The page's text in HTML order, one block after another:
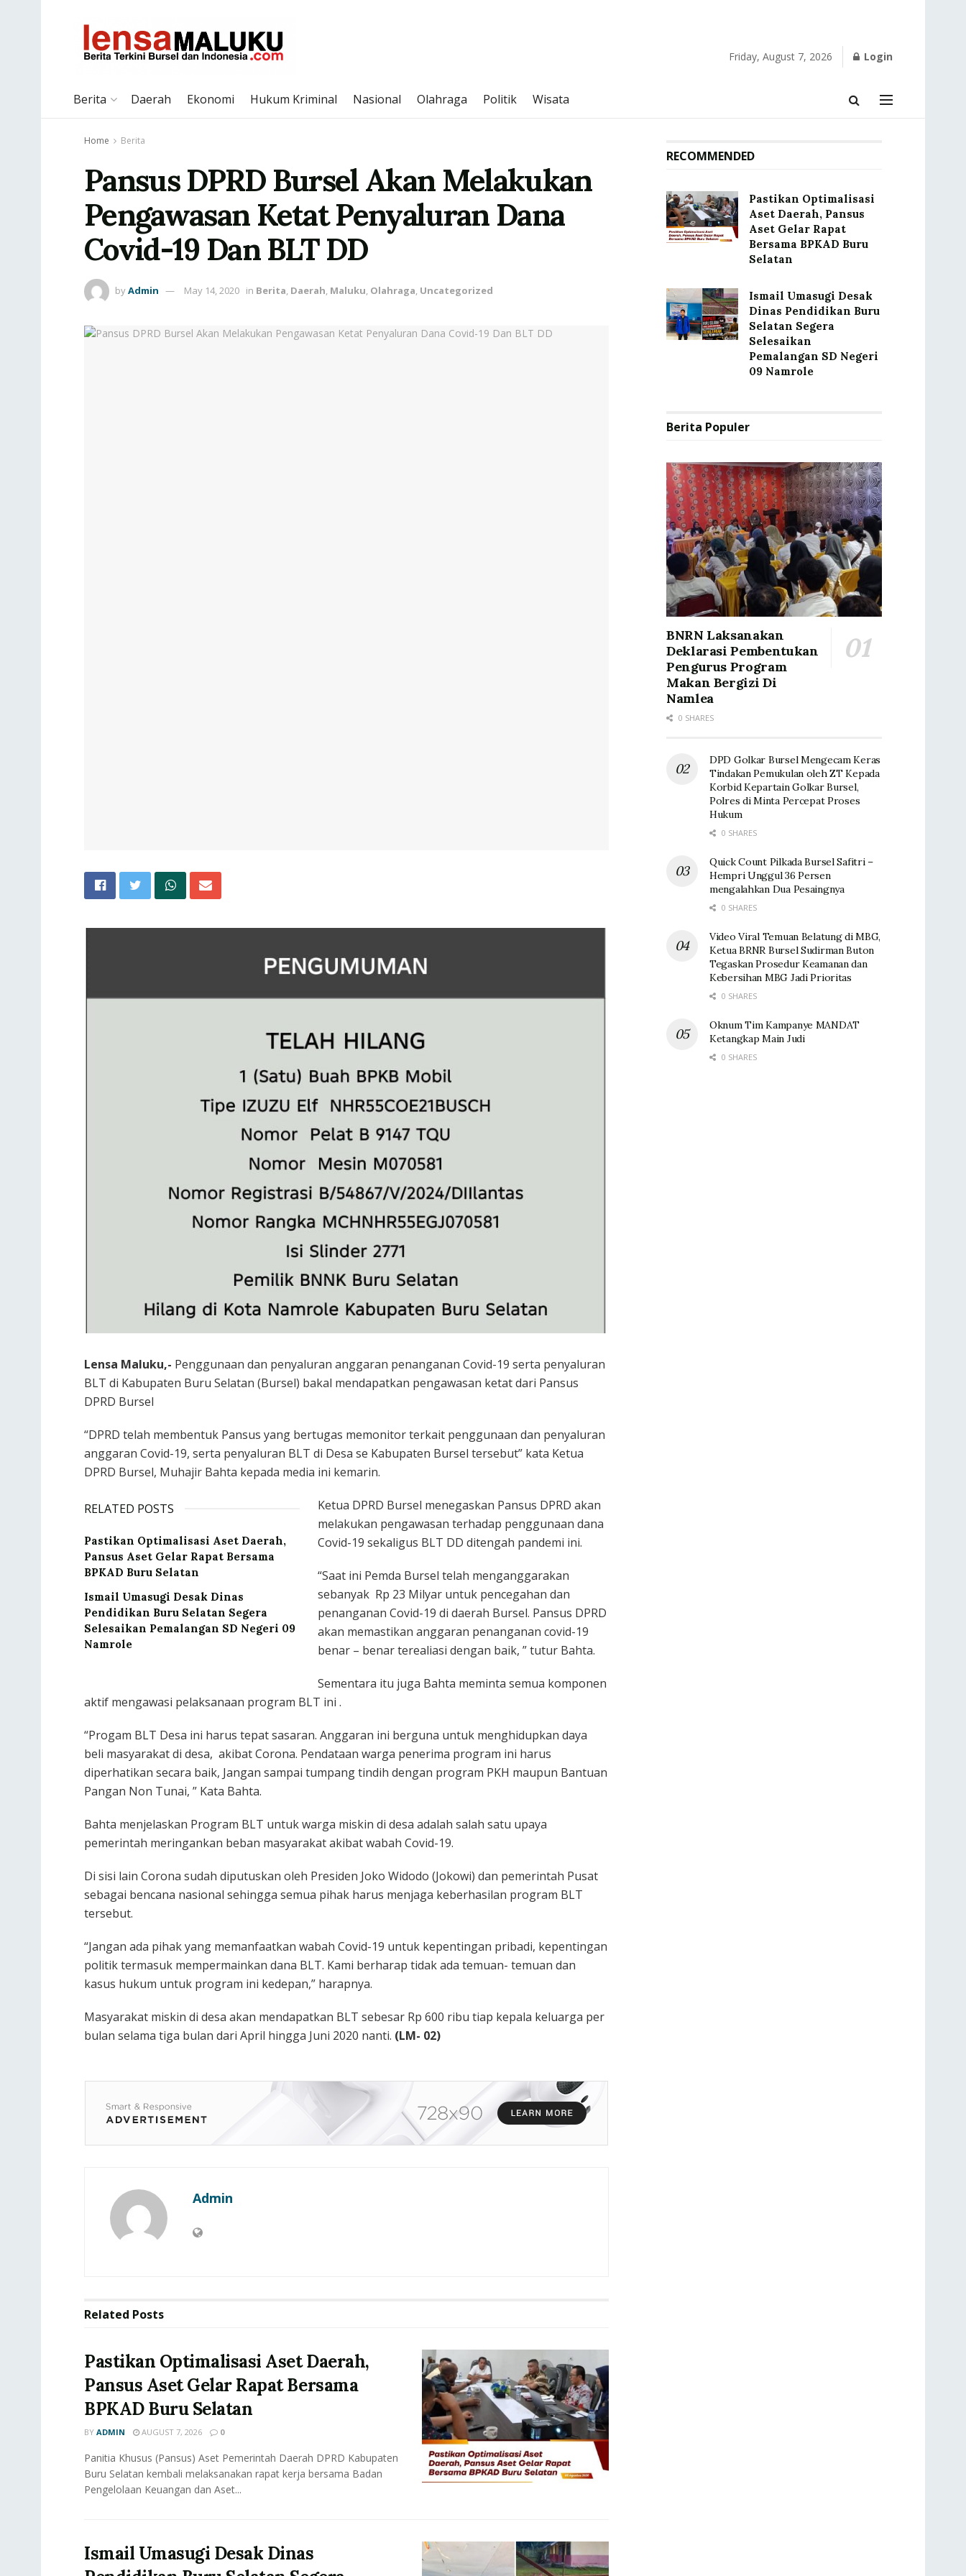
Friday, August 7, 2026 Login
Berita Daerah Ekonomi Hukum Kriminal Nasional Olahraga Politik Wisata
Home Berita
Pansus DPRD Bursel Akan Melakukan
Pengawasan Ketat Penyaluran Dana
Covid-19 Dan BLT DD
byAdmin May 14, 2020 in Berita, Daerah, Maluku, Olahraga, Uncategorized
Lensa Maluku,- Penggunaan dan penyaluran anggaran penanganan Covid-19 serta penyaluran
BLT di Kabupaten Buru Selatan (Bursel) bakal mendapatkan pengawasan ketat dari Pansus
DPRD Bursel
“DPRD telah membentuk Pansus yang bertugas memonitor terkait penggunaan dan penyaluran
anggaran Covid-19, serta penyaluran BLT di Desa se Kabupaten Bursel tersebut” kata Ketua
DPRD Bursel, Muhajir Bahta kepada media ini kemarin.
RELATED POSTS
Pastikan Optimalisasi Aset Daerah,
Pansus Aset Gelar Rapat Bersama
BPKAD Buru Selatan
Ismail Umasugi Desak Dinas
Pendidikan Buru Selatan Segera
Selesaikan Pemalangan SD Negeri 09
Namrole
Ketua DPRD Bursel menegaskan Pansus DPRD akan
melakukan pengawasan terhadap penggunaan dana
Covid-19 sekaligus BLT DD ditengah pandemi ini.
“Saat ini Pemda Bursel telah menganggarakan
sebanyak Rp 23 Milyar untuk pencegahan dan
penanganan Covid-19 di daerah Bursel. Pansus DPRD
akan memastikan anggaran penanganan covid-19
benar – benar terealiasi dengan baik, ” tutur Bahta.
Sementara itu juga Bahta meminta semua komponen
aktif mengawasi pelaksanaan program BLT ini .
“Progam BLT Desa ini harus tepat sasaran. Anggaran ini berguna untuk menghidupkan daya
beli masyarakat di desa, akibat Corona. Pendataan warga penerima program ini harus
diperhatikan secara baik, Jangan sampai tumpang tindih dengan program PKH maupun Bantuan
Pangan Non Tunai, ” Kata Bahta.
Bahta menjelaskan Program BLT untuk warga miskin di desa adalah salah satu upaya
pemerintah meringankan beban masyarakat akibat wabah Covid-19.
Di sisi lain Corona sudah diputuskan oleh Presiden Joko Widodo (Jokowi) dan pemerintah Pusat
sebagai bencana nasional sehingga semua pihak harus menjaga keberhasilan program BLT
tersebut.
“Jangan ada pihak yang memanfaatkan wabah Covid-19 untuk kepentingan pribadi, kepentingan
politik termasuk mempermainkan dana BLT. Kami berharap tidak ada temuan- temuan dan
kasus hukum untuk program ini kedepan,” harapnya.
Masyarakat miskin di desa akan mendapatkan BLT sebesar Rp 600 ribu tiap kepala keluarga per
bulan selama tiga bulan dari April hingga Juni 2020 nanti. (LM- 02)
Admin
Related Posts
Pastikan Optimalisasi Aset Daerah,
Pansus Aset Gelar Rapat Bersama
BPKAD Buru Selatan
BY ADMIN AUGUST 7, 2026 0
Panitia Khusus (Pansus) Aset Pemerintah Daerah DPRD Kabupaten
Buru Selatan kembali melaksanakan rapat kerja bersama Badan
Pengelolaan Keuangan dan Aset...
Ismail Umasugi Desak Dinas
RECOMMENDED
Pastikan Optimalisasi
Aset Daerah, Pansus
Aset Gelar Rapat
Bersama BPKAD Buru
Selatan
Ismail Umasugi Desak
Dinas Pendidikan Buru
Selatan Segera
Selesaikan
Pemalangan SD Negeri
09 Namrole
Berita Populer
BNRN Laksanakan
Deklarasi Pembentukan
Pengurus Program
Makan Bergizi Di
Namlea
0 SHARES
DPD Golkar Bursel Mengecam Keras
Tindakan Pemukulan oleh ZT Kepada
Korbid Kepartain Golkar Bursel,
Polres di Minta Percepat Proses
Hukum
0 SHARES
Quick Count Pilkada Bursel Safitri –
Hempri Unggul 36 Persen
mengalahkan Dua Pesaingnya
0 SHARES
Video Viral Temuan Belatung di MBG,
Ketua BRNR Bursel Sudirman Buton
Tegaskan Prosedur Keamanan dan
Kebersihan MBG Jadi Prioritas
0 SHARES
Oknum Tim Kampanye MANDAT
Ketangkap Main Judi
0 SHARES